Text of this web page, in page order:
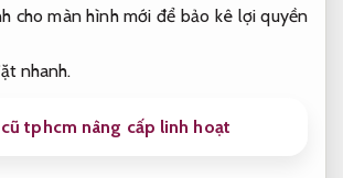
cho màn hình mới để bảo kê lợi quyền
nhanh.
tphcm nâng cấp linh hoạt